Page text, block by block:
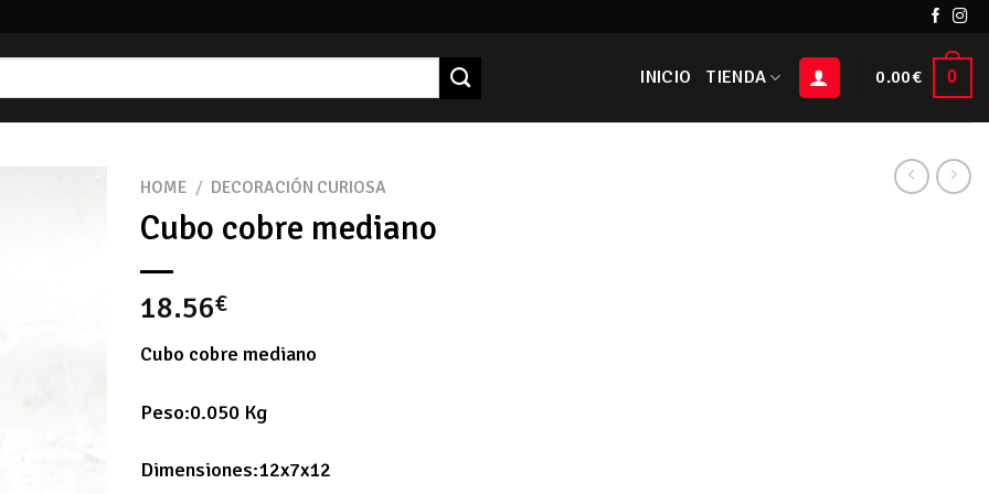
INICIO TIENDA 0.00€ 0
HOME / DECORACIÓN CURIOSA
Cubo cobre mediano
18.56€
Cubo cobre mediano
Peso:0.050 Kg
Dimensiones:12x7x12